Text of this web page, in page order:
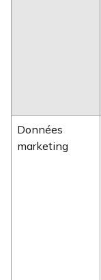
Données
marketing